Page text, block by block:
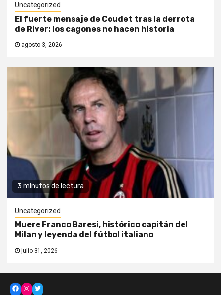
Uncategorized
El fuerte mensaje de Coudet tras la derrota
de River: los cagones no hacen historia
agosto 3, 2026
3 minutos de lectura
Uncategorized
Muere Franco Baresi, histórico capitán del
Milan y leyenda del fútbol italiano
julio 31, 2026
Facebook
Instagram
Twitter